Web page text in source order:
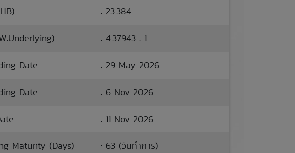
: 23.384
: 4.37943 : 1
Date : 29 May 2026
Date : 6 Nov 2026
: 11 Nov 2026
Maturity (Days) : 63 (วันทำการ)